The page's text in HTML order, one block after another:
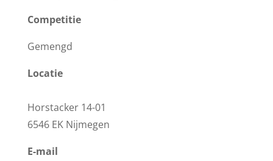
Competitie
Gemengd
Locatie
Horstacker 14-01
6546 EK Nijmegen
E-mail